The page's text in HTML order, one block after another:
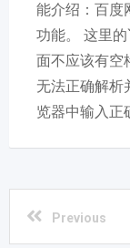
能介绍：百度
功能。 这里
面不应该有空
无法正确解析
览器中输入正
Previous